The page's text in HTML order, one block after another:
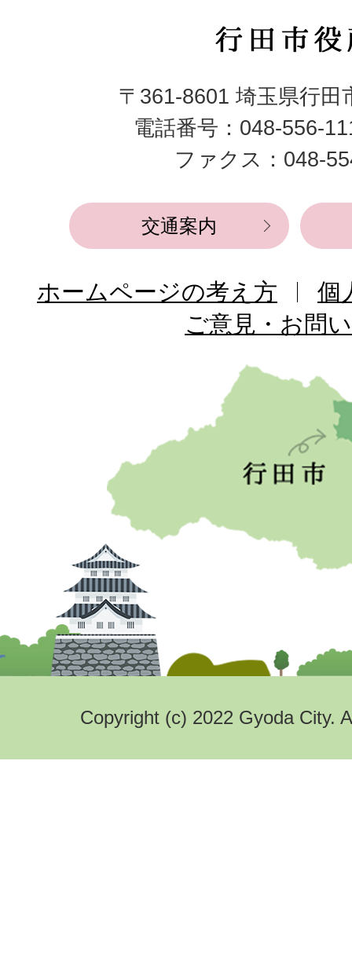
行
市
役
所
〒361-8601 埼玉県行田
電話番号：048-556-
ファクス：048-
交通案内
ホームページの考え方
個
ご意見・お問
Copyright (c) 2022 Gyoda City.